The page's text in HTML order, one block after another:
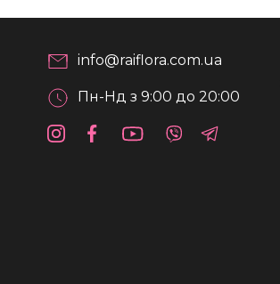
info@raiflora.com.ua
Пн-Нд з 9:00 до 20:00